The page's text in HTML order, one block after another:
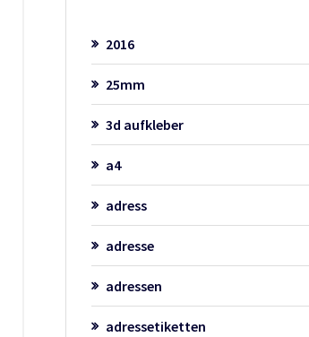
2016
25mm
3d aufkleber
a4
adress
adresse
adressen
adressetiketten